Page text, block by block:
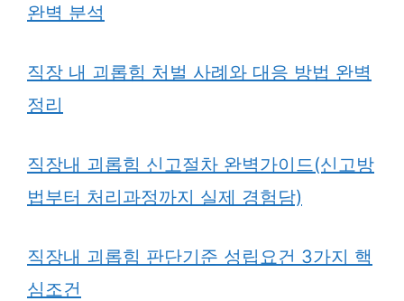
완벽 분석
직장 내 괴롭힘 처벌 사례와 대응 방법 완벽
정리
직장내 괴롭힘 신고절차 완벽가이드(신고방
법부터 처리과정까지 실제 경험담)
직장내 괴롭힘 판단기준 성립요건 3가지 핵
심조건